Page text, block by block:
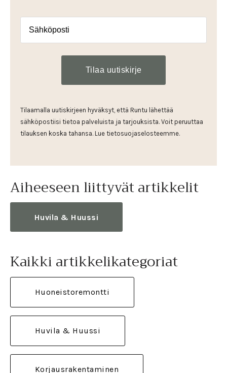
Tilaamalla uutiskirjeen hyväksyt, että Runtu lähettää
sähköpostiisi tietoa palveluista ja tarjouksista. Voit peruuttaa
tilauksen koska tahansa. Lue tietosuojaselosteemme.
Aiheeseen liittyvät artikkelit
Huvila & Huussi
Kaikki artikkelikategoriat
Huoneistoremontti
Huvila & Huussi
Korjausrakentaminen